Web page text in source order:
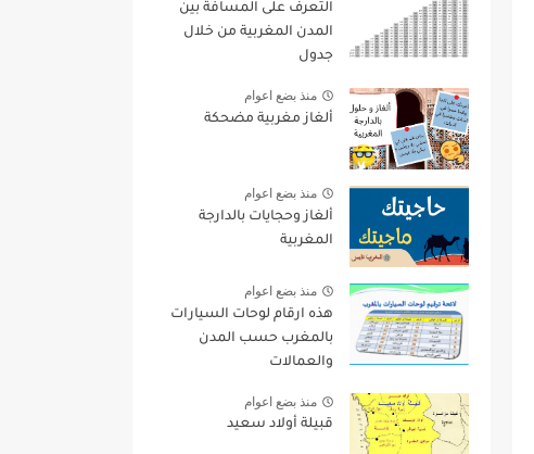
التعرف على المسافة بين
المدن المغربية من خلال
جدول
منذ بضع اعوام
ألغاز مغربية مضحكة
منذ بضع اعوام
ألغاز وحجايات بالدارجة
المغربية
منذ بضع اعوام
هذه ارقام لوحات السيارات
بالمغرب حسب المدن
والعمالات
منذ بضع اعوام
قبيلة أولاد سعيد